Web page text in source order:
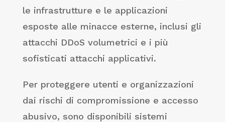
le infrastrutture e le applicazioni
esposte alle minacce esterne, inclusi gli
attacchi DDoS volumetrici e i più
sofisticati attacchi applicativi.
Per proteggere utenti e organizzazioni
dai rischi di compromissione e accesso
abusivo, sono disponibili sistemi